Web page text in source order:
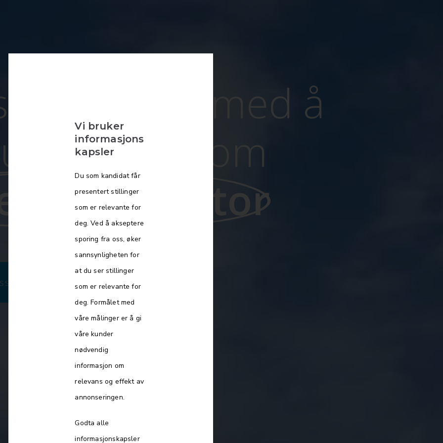
Vi bruker
informasjons
kapsler
Du som kandidat får
presentert stillinger
som er relevante for
deg. Ved å akseptere
sporing fra oss, øker
sannsynligheten for
at du ser stillinger
som er relevante for
deg. Formålet med
våre målinger er å gi
våre kunder
nødvendig
informasjon om
relevans og effekt av
annonseringen.
Godta alle
informasjonskapsler
til å være med å
skole som
rektor
rektor - Hunn skole